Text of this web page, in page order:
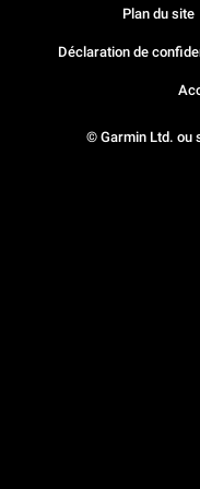
© Garmin Ltd. ou
Plan du site
Déclaration de